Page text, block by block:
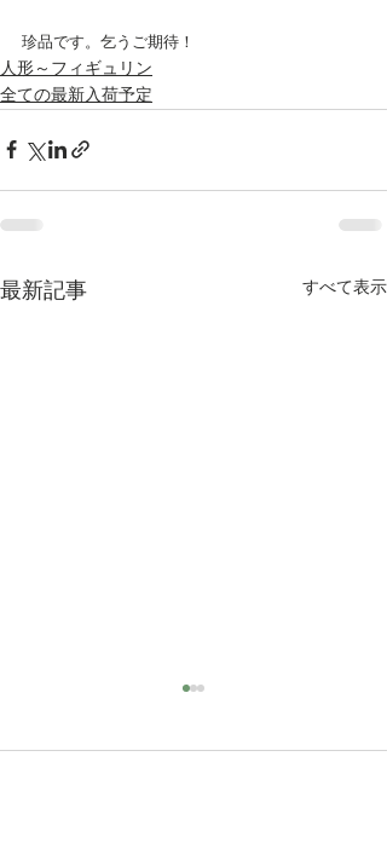
珍品です。乞うご期待！
人形～フィギュリン
全ての最新入荷予定
最新記事 すべて表示